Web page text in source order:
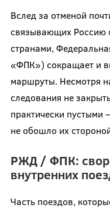
Вслед за отменой
связывающих Россию
странами,
«ФПК») сокращает и
маршруты. Несмотря
следования не
практически
не обошло их
РЖД / ФПК:
внутренних
Часть поездов,